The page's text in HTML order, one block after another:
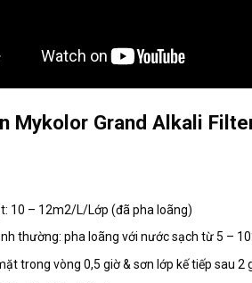
Mykolor Grand Alkali
10 – 12m2/L/Lớp (đã pha loãng)
thường: pha loãng với nước sạch từ 5 –
trong vòng 0,5 giờ & sơn lớp kế tiếp sau 2